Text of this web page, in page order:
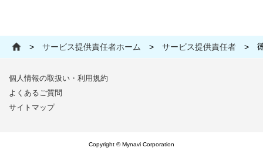
> サービス提供責任者ホーム > サービス提供責任者 >
個人情報の取扱い・利用規約
よくあるご質問
サイトマップ
Copyright © Mynavi Corporation